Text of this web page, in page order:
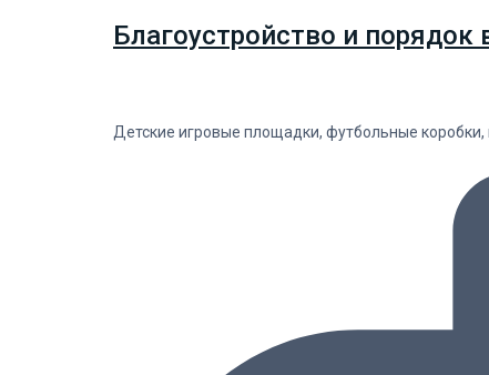
Благоустройство и
Детские игровые площадки, футбольные